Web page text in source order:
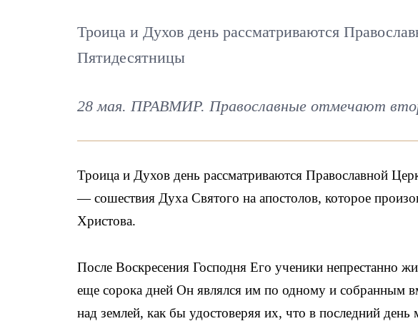
Троица и Духов день рассматриваются
Пятидесятницы
28 мая. ПРАВМИР. Православные отмечают
Троица и Духов день рассматриваются Православной
— сошествия Духа Святого на апостолов, которое
Христова.
После Воскресения Господня Его ученики непрестанно
еще сорока дней Он являлся им по одному и собранным
над землей, как бы удостоверяя их, что в последний